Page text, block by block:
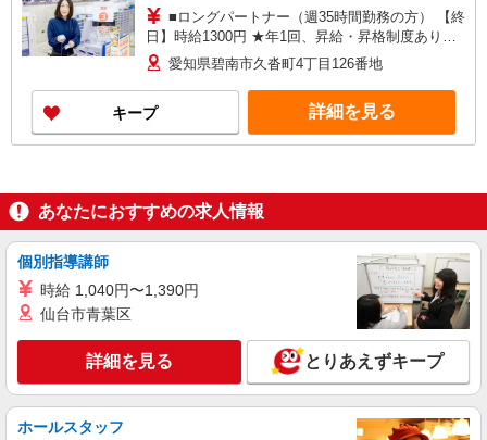
■ロングパートナー（週35時間勤務の方） 【終
日】時給1300円 ★年1回、昇給・昇格制度あり
（当社規定あり） ★上記時給はスタート時の時給
です。 元気で明るいあいさつができる方は、しっ
かり昇給しています！
愛知県碧南市久沓町4丁目126番地
キープ 詳細を見る
あなたにおすすめの求人情報
個別指導講師
時給 1,040円〜1,390円
仙台市青葉区
詳細を見る とりあえずキープ
ホールスタッフ